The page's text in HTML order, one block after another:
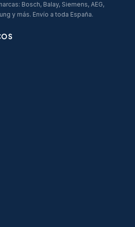
Bosch, Balay, Siemens, AEG,
y más. Envío a toda España.